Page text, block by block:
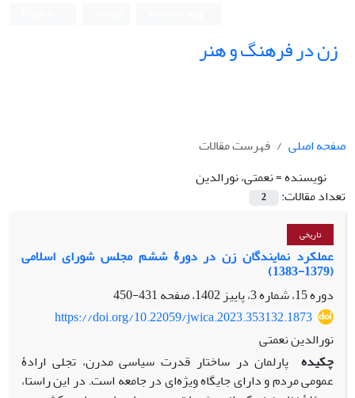
زن در فرهنگ و هنر
صفحه اصلی
فهرست مقالات
نویسنده =نعمتی، نورالدین
تعداد مقالات:
2
تاریخی
عملکرد نمایندگان زن در دورۀ ششم مجلس شورای اسلامی
(1379-1383)
دوره 15، شماره 3، پاییز 1402، صفحه
431-450
https://doi.org/10.22059/jwica.2023.353132.1873
نورالدین نعمتی
چکیده پارلمان در ساختار قدرت سیاسی مدرن، تجلی ارادۀ
عمومی مردم و دارای جایگاه ویژه‌ای در جامعه است. در این راستا،